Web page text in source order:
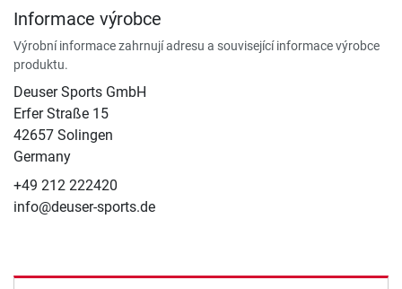
Informace výrobce
Výrobní informace zahrnují adresu a související informace výrobce
produktu.
Deuser Sports GmbH
Erfer Straße 15
42657 Solingen
Germany
+49 212 222420
info@deuser-sports.de